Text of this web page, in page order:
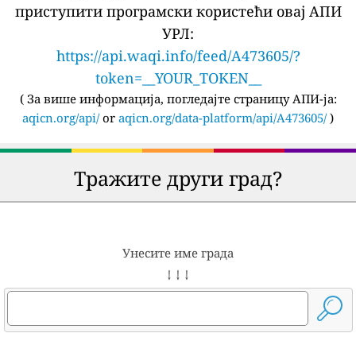
приступити програмски користећи овај АПИ
УРЛ:
https://api.waqi.info/feed/A473605/?
token=__YOUR_TOKEN__
( За више информација, погледајте страницу АПИ-ја:
aqicn.org/api/or aqicn.org/data-platform/api/A473605/)
Тражите други град?
Унесите име града
↓ ↓ ↓